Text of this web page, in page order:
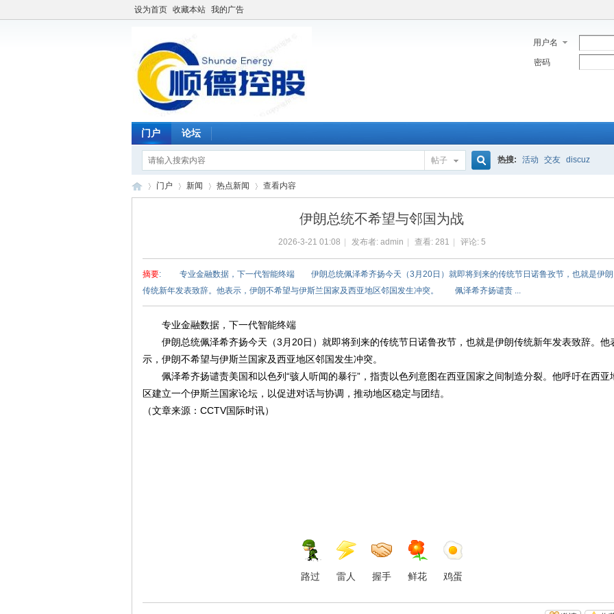
设为首页 收藏本站 我的广告
用户名
密码
门户 论坛
帖子
索
热搜: 活动 交友 discuz
门户 新闻 热点新闻 查看内容
伊朗总统不希望与邻国为战
2026-3-21 01:08 发布者: admin 查看: 281 评论: 5
摘要: 专业金融数据，下一代智能终端 伊朗总统佩泽希齐扬今天（3月20日）就即将到来的传统节日诺鲁孜节，也就是伊朗
传统新年发表致辞。他表示，伊朗不希望与伊斯兰国家及西亚地区邻国发生冲突。 佩泽希齐扬谴责 ...
专业金融数据，下一代智能终端
伊朗总统佩泽希齐扬今天（3月20日）就即将到来的传统节日诺鲁孜节，也就是伊朗传统新年发表致辞。他
示，伊朗不希望与伊斯兰国家及西亚地区邻国发生冲突。
佩泽希齐扬谴责美国和以色列“骇人听闻的暴行”，指责以色列意图在西亚国家之间制造分裂。他呼吁在西亚
区建立一个伊斯兰国家论坛，以促进对话与协调，推动地区稳定与团结。
（文章来源：CCTV国际时讯）
路过 雷人 握手 鲜花 鸡蛋